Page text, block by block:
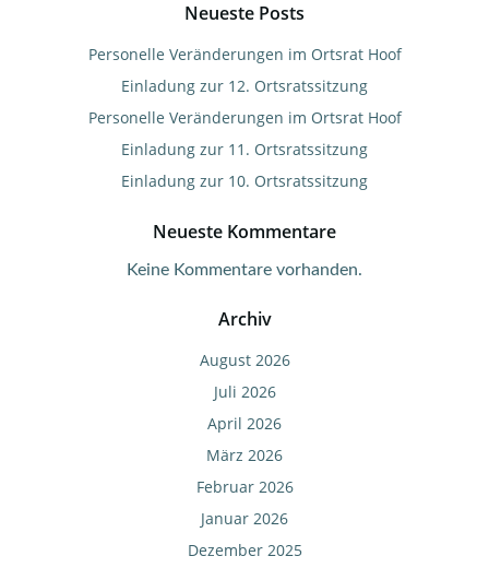
Neueste Posts
Personelle Veränderungen im Ortsrat Hoof
Einladung zur 12. Ortsratssitzung
Personelle Veränderungen im Ortsrat Hoof
Einladung zur 11. Ortsratssitzung
Einladung zur 10. Ortsratssitzung
Neueste Kommentare
Keine Kommentare vorhanden.
Archiv
August 2026
Juli 2026
April 2026
März 2026
Februar 2026
Januar 2026
Dezember 2025